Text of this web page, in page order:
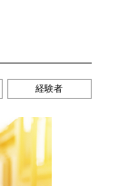
経験者